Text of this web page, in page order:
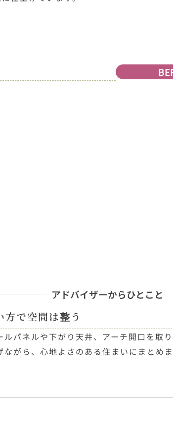
アドバイザーからひとこと
方で空間は整う
ルパネルや下がり天井、アーチ開口を取
がら、心地よさのある住まいにまとめま